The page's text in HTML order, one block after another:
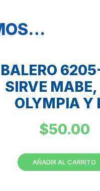
BALERO
SIRVE MABE,
OLYMPIA Y
$50.00
AÑADIR AL CARRITO